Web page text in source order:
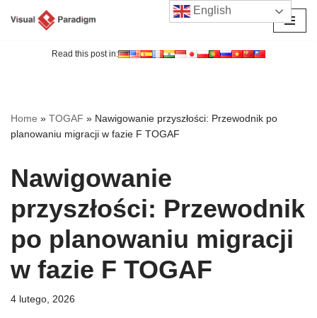
Read this post in:
Home » TOGAF » Nawigowanie przyszłości: Przewodnik po
planowaniu migracji w fazie F TOGAF
Nawigowanie
przyszłości: Przewodnik
po planowaniu migracji
w fazie F TOGAF
4 lutego, 2026
English